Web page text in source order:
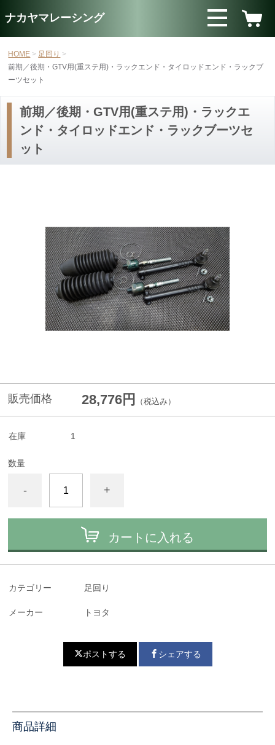
ナカヤマレーシング
HOME
足回り
前期／後期・GTV用(重ステ用)・ラックエンド・タイロッドエンド・ラックブ
ーツセット
前期／後期・GTV用(重ステ用)・ラックエ
ンド・タイロッドエンド・ラックブーツセ
ット
販売価格 28,776円 （税込み）
在庫 1
数量
- +
カートに入れる
カテゴリー 足回り
メーカー トヨタ
ポストする シェアする
商品詳細